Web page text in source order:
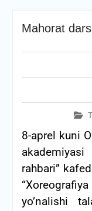
Mahorat
8-aprel kuni
rahbari”
yo’nalishi